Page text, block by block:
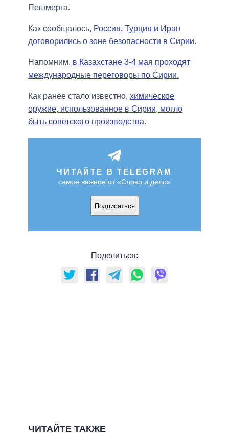
Пешмерга.
Как сообщалось, Россия, Турция и Иран
договорились о зоне безопасности в Сирии.
Напомним, в Казахстане 3-4 мая проходят
международные переговоры по Сирии.
Как ранее стало известно, химическое
оружие, использованное в Сирии, могло
быть советского производства.
ЧИТАЙТЕ В TELEGRAM
самое важное от «Слово и дело»
Подписаться
Поделиться:
ЧИТАЙТЕ ТАКЖЕ